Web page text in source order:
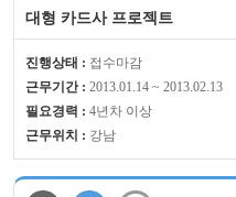
대형 카드사 프로젝트
진행상태 : 접수마감
근무기간 : 2013.01.14 ~ 2013.02.13
필요경력 : 4년차 이상
근무위치 : 강남